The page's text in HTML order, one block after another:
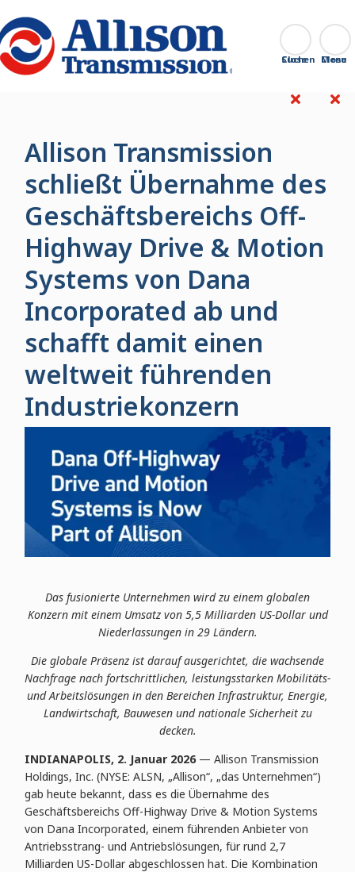
Go Home Suchen
Close
Allison Transmission
schließt Übernahme des
Geschäftsbereichs Off-
Highway Drive & Motion
Systems von Dana
Incorporated ab und
schafft damit einen
weltweit führenden
Industriekonzern
Das fusionierte Unternehmen wird zu einem globalen
Konzern mit einem Umsatz von 5,5 Milliarden US-Dollar und
Niederlassungen in 29 Ländern.
Die globale Präsenz ist darauf ausgerichtet, die wachsende
Nachfrage nach fortschrittlichen, leistungsstarken Mobilitäts-
und Arbeitslösungen in den Bereichen Infrastruktur, Energie,
Landwirtschaft, Bauwesen und nationale Sicherheit zu
decken.
INDIANAPOLIS, 2. Januar 2026 — Allison Transmission
Holdings, Inc. (NYSE: ALSN, „Allison“, „das Unternehmen“)
gab heute bekannt, dass es die Übernahme des
Geschäftsbereichs Off-Highway Drive & Motion Systems
von Dana Incorporated, einem führenden Anbieter von
Antriebsstrang- und Antriebslösungen, für rund 2,7
Milliarden US-Dollar abgeschlossen hat. Die Kombination